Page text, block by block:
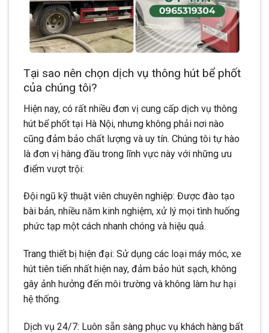
Tại sao nên chọn dịch vụ thông hút bể phốt
của chúng tôi?
Hiện nay, có rất nhiều đơn vị cung cấp dịch vụ thông
hút bể phốt tại Hà Nội, nhưng không phải nơi nào
cũng đảm bảo chất lượng và uy tín. Chúng tôi tự hào
là đơn vị hàng đầu trong lĩnh vực này với những ưu
điểm vượt trội:
Đội ngũ kỹ thuật viên chuyên nghiệp: Được đào tạo
bài bản, nhiều năm kinh nghiệm, xử lý mọi tình huống
phức tạp một cách nhanh chóng và hiệu quả.
Trang thiết bị hiện đại: Sử dụng các loại máy móc, xe
hút tiên tiến nhất hiện nay, đảm bảo hút sạch, không
gây ảnh hưởng đến môi trường và không làm hư hại
hệ thống.
Dịch vụ 24/7: Luôn sẵn sàng phục vụ khách hàng bất